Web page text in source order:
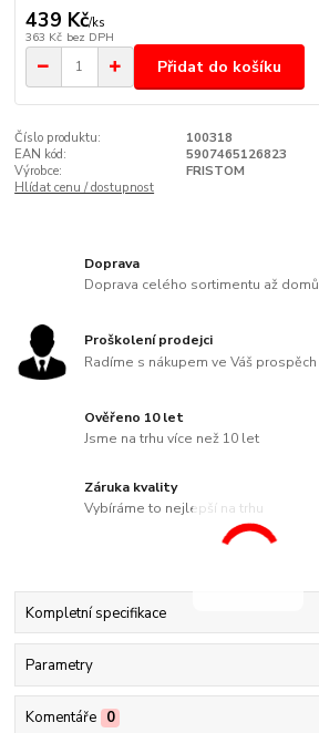
439 Kč/ks
363 Kč bez DPH
Přidat do košíku
Číslo produktu:
100318
EAN kód:
5907465126823
Výrobce:
FRISTOM
Hlídat cenu / dostupnost
Doprava
Doprava celého sortimentu až domů
Proškolení prodejci
Radíme s nákupem ve Váš prospěch
Ověřeno 10 let
Jsme na trhu více než 10 let
Záruka kvality
Vybíráme to nejlepší na trhu
Kompletní specifikace
Parametry
Komentáře 0